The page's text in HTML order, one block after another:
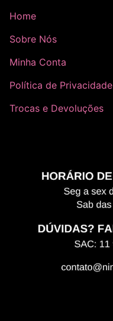
Home
Sobre Nós
Minha Conta
Política de Privacidade
Trocas e Devoluções